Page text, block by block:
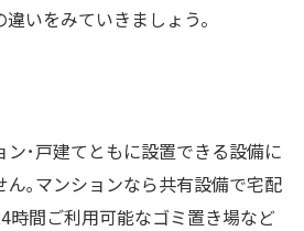
いをみていきましょう。
･戸建てともに設置できる設備に
ん｡マンションなら共有設備で宅配
時間ご利用可能なゴミ置き場など